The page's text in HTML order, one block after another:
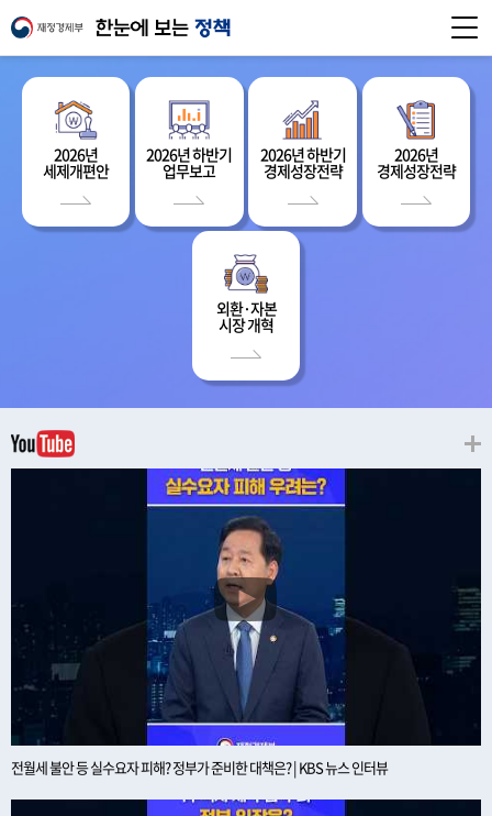
2026년
세제개편안
2026년 하반기
업무보고
2026년 하반기
경제성장전략
2026년
경제성장전략
외환·자본
시장 개혁
전월세 불안 등 실수요자 피해? 정부가 준비한 대책은? | KBS 뉴스 인터뷰